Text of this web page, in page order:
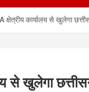
क्षेत्रीय कार्यालय से खुलेगा
से खुलेगा